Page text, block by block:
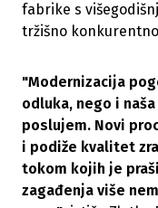
fabrike s
tržišno
"Modernizacija
odluka, nego i
poslujem. Novi
i podiže kvalitet
tokom kojih je
zagađenja više